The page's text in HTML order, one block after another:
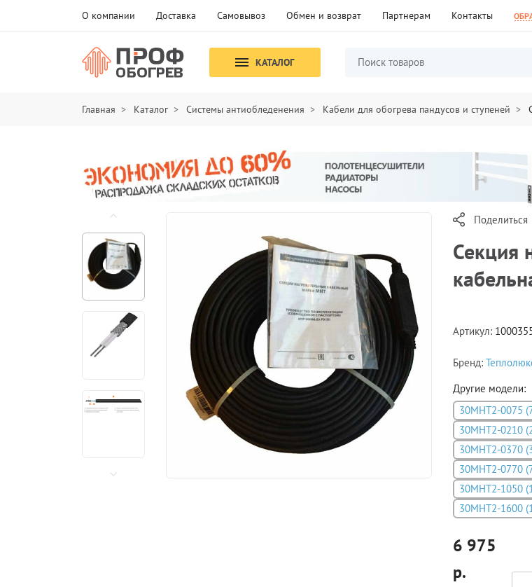
О компании Доставка Самовывоз Обмен и возврат Партнерам Контакты
КАТАЛОГ
Главная Каталог Системы антиобледенения Кабели для обогрева пандусов и ступеней
Поделиться
Секция
Артикул:
Бренд:
Другие модели:
30МНТ2-0075
30МНТ2-0210
30МНТ2-0370
30МНТ2-0770
30МНТ2-1050
30МНТ2-1600
6 975
р.